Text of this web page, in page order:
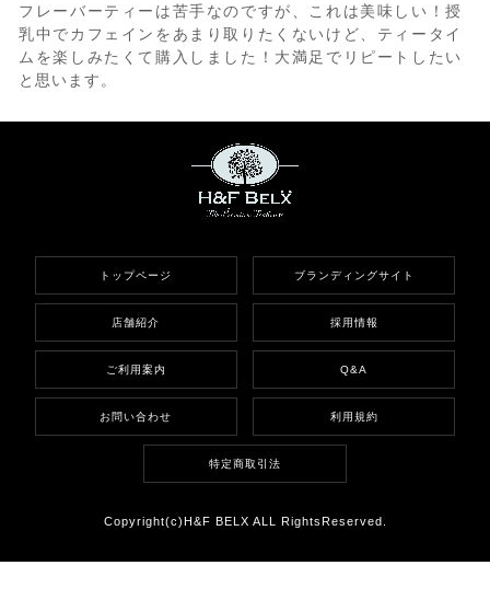
フレーバーティーは苦手なのですが、これは美味しい！授
乳中でカフェインをあまり取りたくないけど、ティータイ
ムを楽しみたくて購入しました！大満足でリピートしたい
と思います。
トップページ ブランディングサイト
店舗紹介 採用情報
ご利用案内 Q&A
お問い合わせ 利用規約
特定商取引法
Copyright(c)H&F BELX ALL RightsReserved.